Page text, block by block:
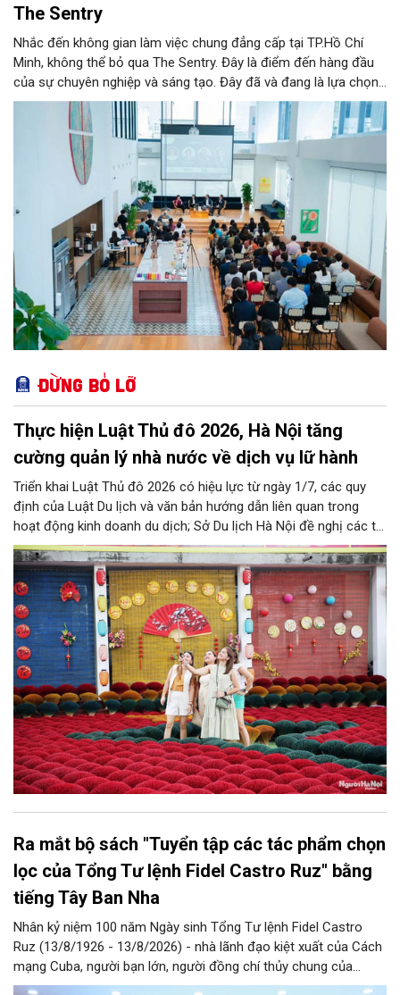
The Sentry
Nhắc đến không gian làm việc chung đẳng cấp tại TP.Hồ Chí
Minh, không thể bỏ qua The Sentry. Đây là điểm đến hàng đầu
của sự chuyên nghiệp và sáng tạo. Đây đã và đang là lựa chọn
ưu tiên của đông đảo doanh nghiệp cũng như cá nhân khi tìm
kiếm một văn phòng làm việc chuẩn mực giữa lòng thành phố
sôi động bậc nhất cả nước này.
Đừng bỏ lỡ
Thực hiện Luật Thủ đô 2026, Hà Nội tăng
cường quản lý nhà nước về dịch vụ lữ hành
Triển khai Luật Thủ đô 2026 có hiệu lực từ ngày 1/7, các quy
định của Luật Du lịch và văn bản hướng dẫn liên quan trong
hoạt động kinh doanh du dịch; Sở Du lịch Hà Nội đề nghị các tổ
chức, đơn vị, doanh nghiệp kinh doanh dịch vụ lữ hành trên địa
bàn thành phố thực hiện một số nội dung quan trọng. Qua đó
góp phần thực hiện thắng lợi các mục tiêu phát triển du lịch Hà
Nội năm 2026 và giai đoạn tiếp theo.
Ra mắt bộ sách "Tuyển tập các tác phẩm chọn
lọc của Tổng Tư lệnh Fidel Castro Ruz" bằng
tiếng Tây Ban Nha
Nhân kỷ niệm 100 năm Ngày sinh Tổng Tư lệnh Fidel Castro
Ruz (13/8/1926 - 13/8/2026) - nhà lãnh đạo kiệt xuất của Cách
mạng Cuba, người bạn lớn, người đồng chí thủy chung của
Đảng, Nhà nước và nhân dân Việt Nam, chiều 5/8, tại Hà Nội,